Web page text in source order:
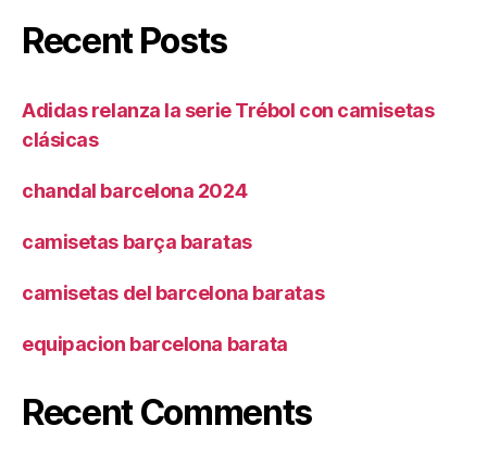
Recent Posts
Adidas relanza la serie Trébol con camisetas
clásicas
chandal barcelona 2024
camisetas barça baratas
camisetas del barcelona baratas
equipacion barcelona barata
Recent Comments